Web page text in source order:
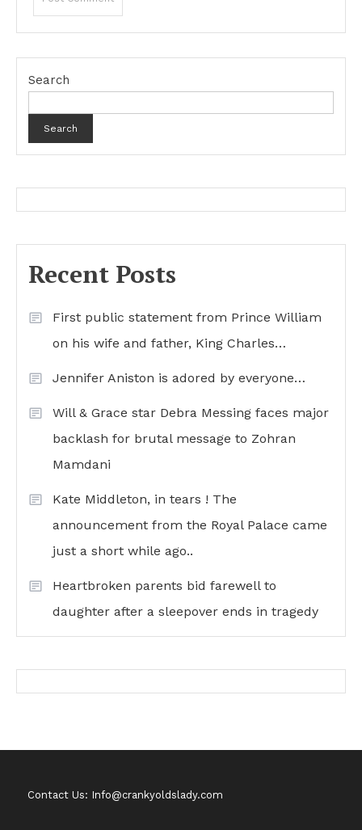
Search
Search
Recent Posts
First public statement from Prince William
on his wife and father, King Charles…
Jennifer Aniston is adored by everyone…
Will & Grace star Debra Messing faces major
backlash for brutal message to Zohran
Mamdani
Kate Middleton, in tears ! The
announcement from the Royal Palace came
just a short while ago..
Heartbroken parents bid farewell to
daughter after a sleepover ends in tragedy
Contact Us: Info@crankyoldslady.com